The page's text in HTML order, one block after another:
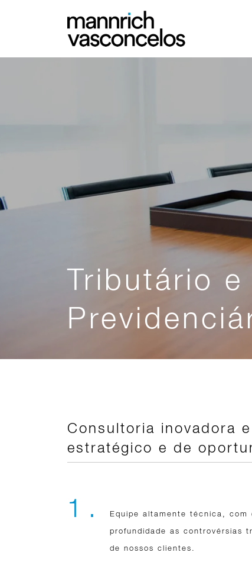
Tributário e
Consultoria inovadora
estratégico e de
1 .
Equipe altamente técnica, com
profundidade as controvérsias
de nossos clientes.